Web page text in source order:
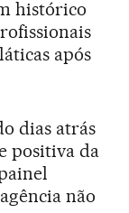
histórico
após
dias atrás
positiva da
não